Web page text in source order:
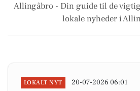
Allingåbro - Din guide til de
lokale nyheder i
LOKALT NYT 20-07-2026 06:01